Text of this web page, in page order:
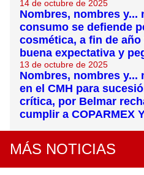
14 de octubre de 2025
Nombres, nombres y...
consumo se defiende
cosmética, a fin de año
buena expectativa y
13 de octubre de 2025
Nombres, nombres y...
en el CMH para
crítica, por Belmar
cumplir a COPARMEX
MÁS NOTICIAS